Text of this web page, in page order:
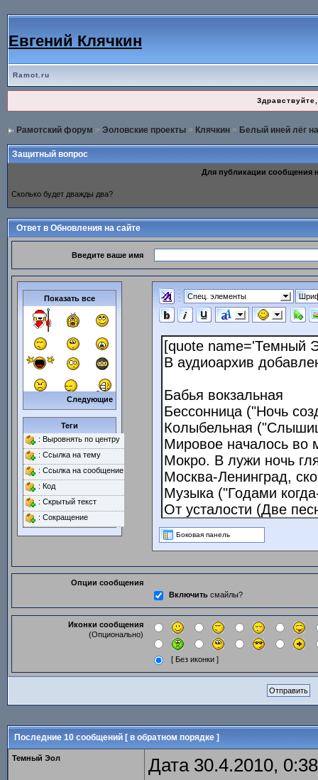
Евгений Клячкин
Ramot.ru
Рамотский форум > Эоловские проекты> Клячкин> Белый иней лёг
Защитный вопрос
Для публикации сообщения
Сколько будет дважды два?
Ответ в Обновления на сайте
Введите ваше имя
Показать все
Следующие
Теги
: Выровнять по центру
: Ссылка на тему
: Ссылка на сообщение
: Код
: Скрытый текст
: Сокращение
Спец. элементы
Боковая панель
Опции сообщения
Включитьсмайлы?
Иконки сообщения
(Опционально)
[ Без иконки ]
Последние 10 сообщений [ в обратном порядке ]
Темный Эол Дата 30.4.2010, 0:38